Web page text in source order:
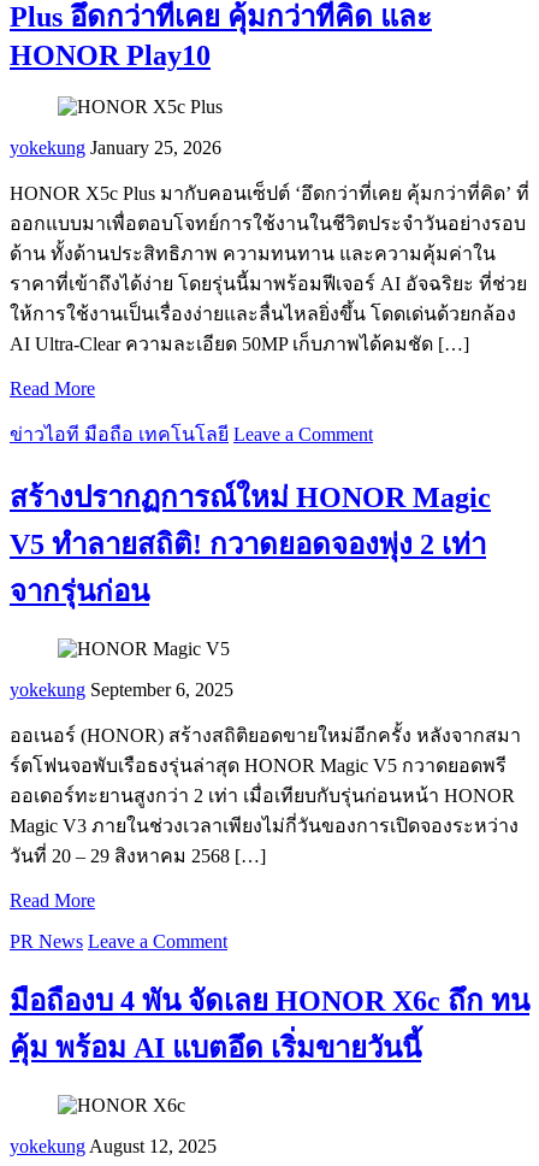
Plus อึดกว่าที่เคย คุ้มกว่าที่คิด และ
HONOR Play10
yokekung January 25, 2026
HONOR X5c Plus มากับคอนเซ็ปต์ ‘อึดกว่าที่เคย คุ้มกว่าที่คิด’ ที่
ออกแบบมาเพื่อตอบโจทย์การใช้งานในชีวิตประจำวันอย่างรอบ
ด้าน ทั้งด้านประสิทธิภาพ ความทนทาน และความคุ้มค่าใน
ราคาที่เข้าถึงได้ง่าย โดยรุ่นนี้มาพร้อมฟีเจอร์ AI อัจฉริยะ ที่ช่วย
ให้การใช้งานเป็นเรื่องง่ายและลื่นไหลยิ่งขึ้น โดดเด่นด้วยกล้อง
AI Ultra-Clear ความละเอียด 50MP เก็บภาพได้คมชัด […]
Read More
ข่าวไอที มือถือ เทคโนโลยี Leave a Comment
สร้างปรากฏการณ์ใหม่ HONOR Magic
V5 ทำลายสถิติ! กวาดยอดจองพุ่ง 2 เท่า
จากรุ่นก่อน
yokekung September 6, 2025
ออเนอร์ (HONOR) สร้างสถิติยอดขายใหม่อีกครั้ง หลังจากสมา
ร์ตโฟนจอพับเรือธงรุ่นล่าสุด HONOR Magic V5 กวาดยอดพรี
ออเดอร์ทะยานสูงกว่า 2 เท่า เมื่อเทียบกับรุ่นก่อนหน้า HONOR
Magic V3 ภายในช่วงเวลาเพียงไม่กี่วันของการเปิดจองระหว่าง
วันที่ 20 – 29 สิงหาคม 2568 […]
Read More
PR News Leave a Comment
มือถืองบ 4 พัน จัดเลย HONOR X6c ถึก ทน
คุ้ม พร้อม AI แบตอึด เริ่มขายวันนี้
yokekung August 12, 2025